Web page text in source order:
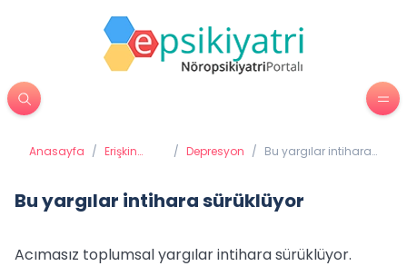
Anasayfa / Erişkin
/ Depresyon / Bu yargılar intihara
Bu yargılar intihara sürüklüyor
Acımasız toplumsal yargılar intihara sürüklüyor.